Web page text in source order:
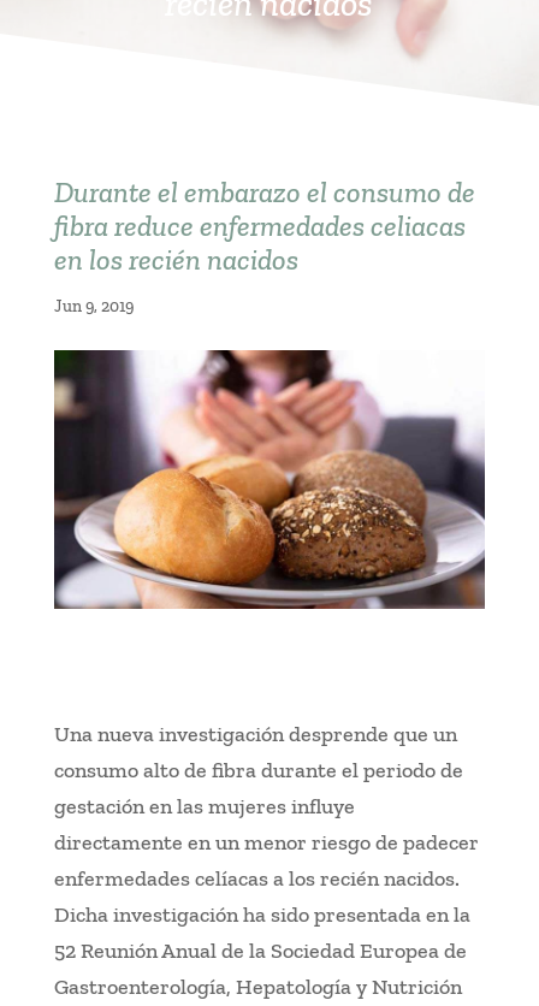
Durante el embarazo el consumo de
fibra reduce enfermedades celiacas
en los recién nacidos
Jun 9, 2019
Una nueva investigación desprende que un
consumo alto de fibra durante el periodo de
gestación en las mujeres influye
directamente en un menor riesgo de padecer
enfermedades celíacas a los recién nacidos.
Dicha investigación ha sido presentada en la
52 Reunión Anual de la Sociedad Europea de
Gastroenterología, Hepatología y Nutrición